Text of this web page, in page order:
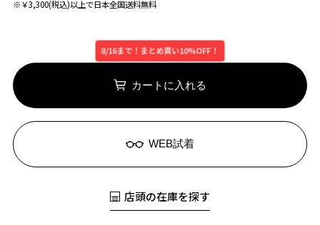
※￥3,300(税込)以上で日本全国送料無料
8/16まで！まとめ買い10%OFF！
カートに入れる
WEB試着
店頭の在庫を探す